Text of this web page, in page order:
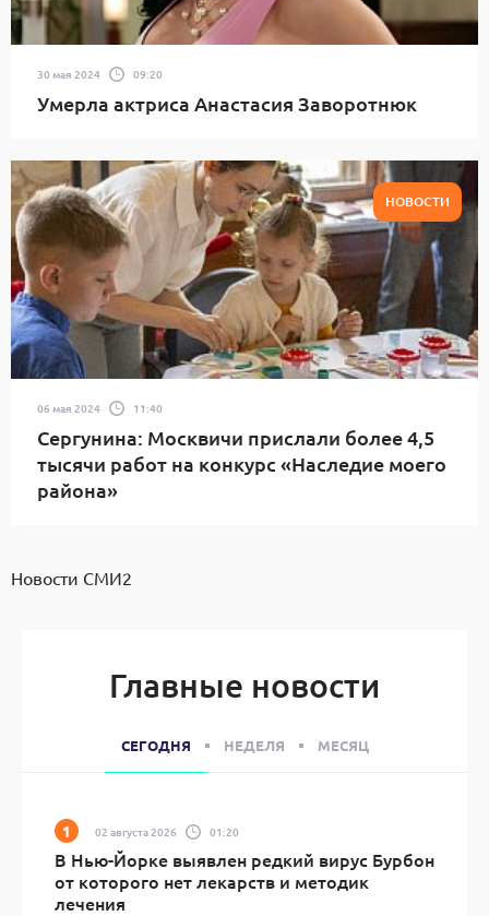
30 мая 2024 09:20
Умерла актриса Анастасия Заворотнюк
НОВОСТИ
06 мая 2024 11:40
Сергунина: Москвичи прислали более 4,5
тысячи работ на конкурс «Наследие моего
района»
Новости СМИ2
Главные новости
СЕГОДНЯ НЕДЕЛЯ МЕСЯЦ
02 августа 2026 01:20
В Нью-Йорке выявлен редкий вирус Бурбон
от которого нет лекарств и методик
лечения